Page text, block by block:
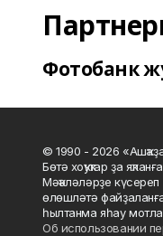
Фотобанк
© 1990 - 2026
Бөтә хоҡуҡтар ҙа
Мәҡәләләрҙе күсереп
өлөшләтә
һылтанма яһау
Об использовании